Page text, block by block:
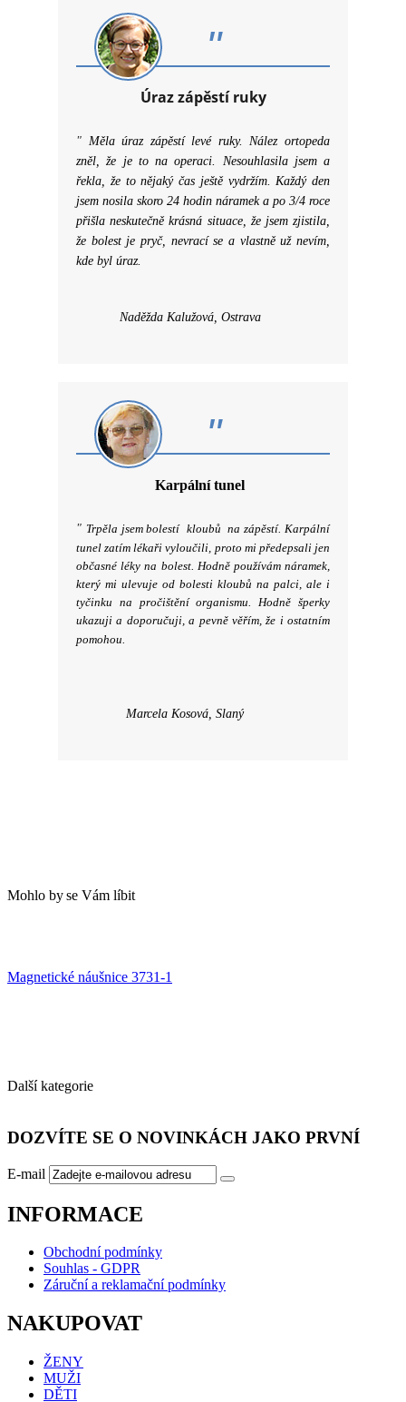
"
Úraz zápěstí ruky
" Měla úraz zápěstí levé ruky. Nález ortopeda
zněl, že je to na operaci. Nesouhlasila jsem a
řekla, že to nějaký čas ještě vydržím. Každý den
jsem nosila skoro 24 hodin náramek a po 3/4 roce
přišla neskutečně krásná situace, že jsem zjistila,
že bolest je pryč, nevrací se a vlastně už nevím,
kde byl úraz.
Naděžda Kalužová, Ostrava
"
Karpální tunel
" Trpěla jsem bolestí kloubů na zápěstí. Karpální
tunel zatím lékaři vyloučili, proto mi předepsali jen
občasné léky na bolest. Hodně používám náramek,
který mi ulevuje od bolesti kloubů na palci, ale i
tyčinku na pročištění organismu. Hodně šperky
ukazuji a doporučuji, a pevně věřím, že i ostatním
pomohou.
Marcela Kosová, Slaný
Mohlo by.se Vám líbit
Magnetické náušnice 3731-1
Další.kategorie
DOZVÍTE SE O NOVINKÁCH JAKO PRVNÍ
E-mail
INFORMACE
Obchodní podmínky
Souhlas - GDPR
Záruční a reklamační podmínky
NAKUPOVAT
ŽENY
MUŽI
DĚTI